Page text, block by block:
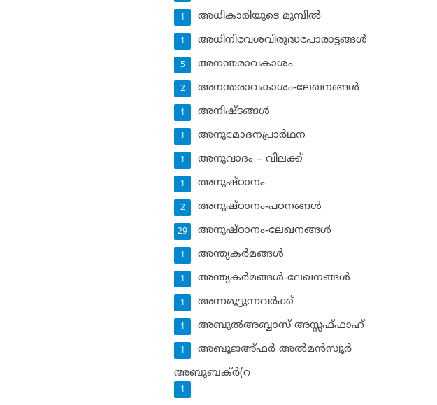
അധികാരിയുടെ മുമ്പില്‍
1
അധിനിവേശവിരുദ്ധപോരാട്ടങ്ങള്‍
1
അനന്തരാവകാശം
5
അനന്തരാവകാശം-ലേഖനങ്ങള്‍
2
അനിഷ്ടങ്ങള്‍
1
അനുമോദനപ്രാര്‍ഥന
1
അനുവാദം – വിലക്ക്‌
1
അനുഷ്ഠാനം
1
അനുഷ്ഠാനം-പഠനങ്ങള്‍
2
അനുഷ്ഠാനം-ലേഖനങ്ങള്‍
29
അന്ത്യകര്‍മങ്ങള്‍
1
അന്ത്യകര്‍മങ്ങള്‍-ലേഖനങ്ങള്‍
1
അന്നമൂട്ടുന്നവര്‍ക്ക്
1
അബുല്‍അബ്ബാസ് അസ്സഫ്ഫാഹ്‌
1
അബൂജഅ്ഫര്‍ അല്‍മന്‍സ്വൂര്‍
1
അബൂബക്ര്‍(റ
1